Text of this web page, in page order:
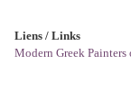
Liens / Links
Modern Greek Painters